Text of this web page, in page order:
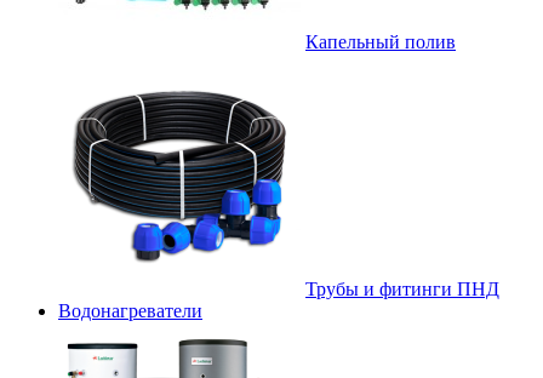
Капельный полив
Трубы и фитинги ПНД
Водонагреватели